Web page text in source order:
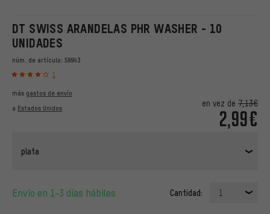
DT SWISS ARANDELAS PHR WASHER - 10
UNIDADES
núm. de artículo: 59943
1
en vez de 7,13€
2,99€
más gastos de envío
a Estados Unidos
plata
Envío en 1-3 días hábiles Cantidad: 1